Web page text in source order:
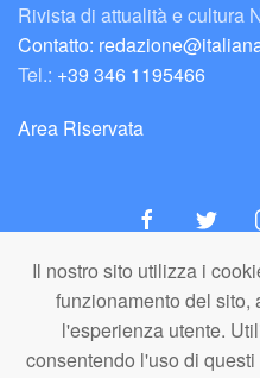
Il nostro sito utilizza i
funzionamento del sito,
l'esperienza utente.
consentendo l'uso di
Rivista di attualità e cultura
Contatto:
Tel.: +39 346 1195466
Area Riservata
italiaNATURISTA
Editore e Redazione
A.N.ITA. Associazione
C.F. 80203710159